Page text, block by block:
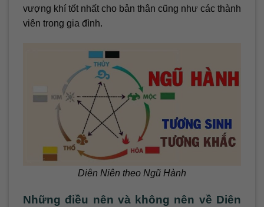
vượng khí tốt nhất cho bản thân cũng như các thành
viên trong gia đình.
Diên Niên theo Ngũ Hành
Những điều nên và không nên về Diên